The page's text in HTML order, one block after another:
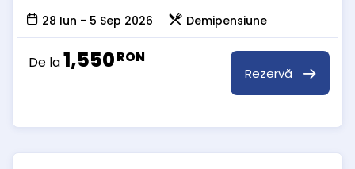
28 Iun - 5 Sep 2026
Demipensiune
De la1,550RON
Rezervă